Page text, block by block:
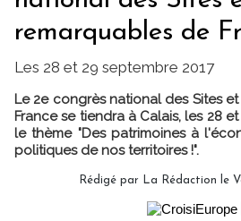
remarquables de
Les 28 et 29 septembre 2017
Le 2e congrès national des Sites
France se tiendra à Calais, les 28
le thème "Des patrimoines à
politiques de nos territoires !".
Rédigé par La Rédaction le